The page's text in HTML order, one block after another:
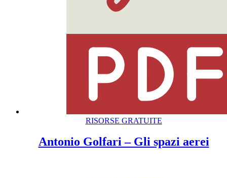
RISORSE GRATUITE
Antonio Golfari – Gli spazi aerei